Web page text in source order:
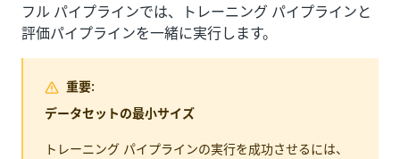
フル パイプラインでは、トレーニング パイプラインと
評価パイプラインを一緒に実行します。
重要:
データセットの最小サイズ
トレーニング パイプラインの実行を成功させるには、